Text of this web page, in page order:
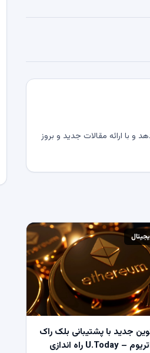
و با ارائه مقالات جدید و بروز
جدید با پشتیبانی بلک راک
و ویزا در اتریوم – U.Today راه اندازی